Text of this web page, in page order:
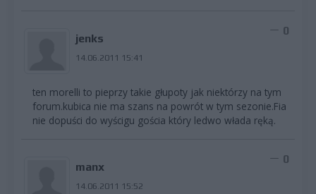
jenks
14.06.2011 15:41
0
ten morelli to pieprzy takie głupoty jak niektórzy na tym
forum.kubica nie ma szans na powrót w tym sezonie.Fia
nie dopuści do wyścigu gościa który ledwo włada ręką.
manx
14.06.2011 15:52
0